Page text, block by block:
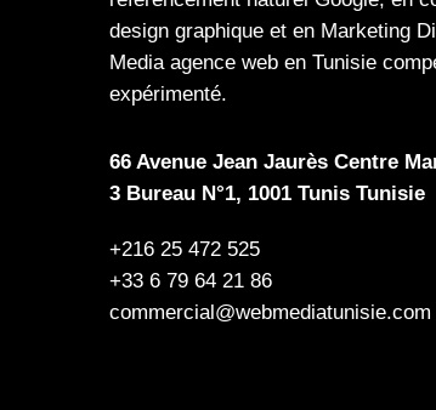
design graphique et en Marketing
Mediaagence web en Tunisie
expérimenté.
66 Avenue Jean Jaurès Centre
3 Bureau N°1, 1001 Tunis Tunisie
+216 25 472 525
+33 6 79 64 21 86
commercial@webmediatunisie.com